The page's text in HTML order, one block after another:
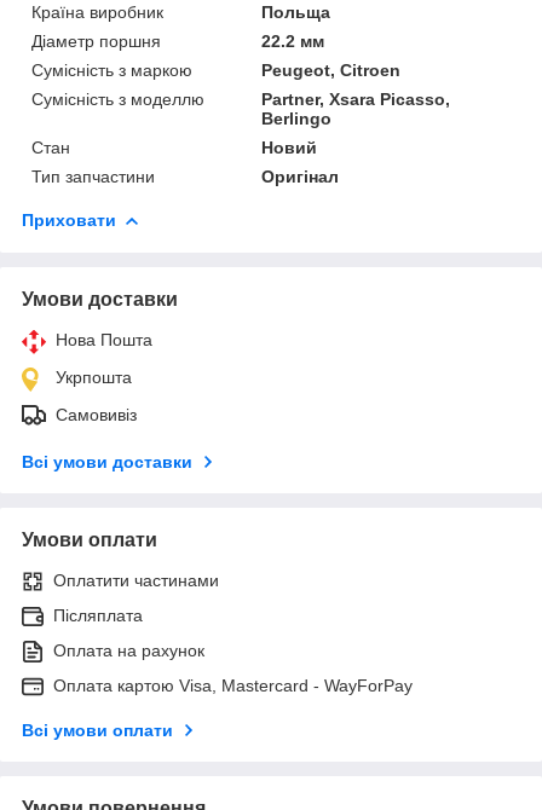
Країна виробник
Польща
Діаметр поршня
22.2 мм
Сумісність з маркою
Peugeot, Citroen
Сумісність з моделлю
Partner, Xsara Picasso,
Berlingo
Стан
Новий
Тип запчастини
Оригінал
Приховати
Умови доставки
Нова Пошта
Укрпошта
Самовивіз
Всі умови доставки
Умови оплати
Оплатити частинами
Післяплата
Оплата на рахунок
Оплата картою Visa, Mastercard - WayForPay
Всі умови оплати